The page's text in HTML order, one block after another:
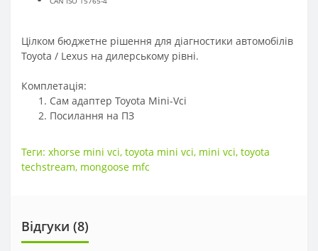
Цілком бюджетне рішення для діагностики автомобілів
Toyota / Lexus на дилерському рівні.
Комплетація:
Сам адаптер Toyota Mini-Vci
Посилання на ПЗ
Теги: xhorse mini vci, toyota mini vci, mini vci, toyota
techstream, mongoose mfc
Відгуки (8)